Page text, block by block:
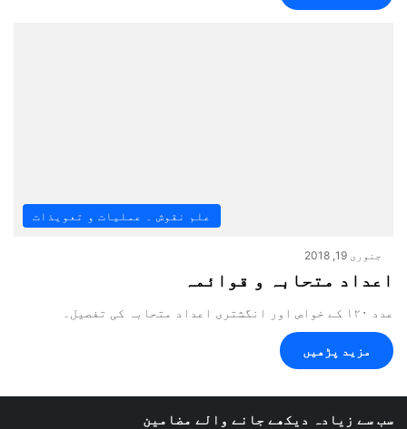
علم نقوش ۔ عملیات و تعویذات
جنوری 19, 2018
اعداد متحابہ و قوائمہ
عدد ۱۲۰ کے خواص اور انگشتری اعداد متحابہ کی تفصیل۔
مزید پڑھیں
سب سے زیادہ دیکھے جانے والے مضامین